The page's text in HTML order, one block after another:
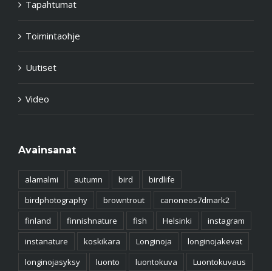
Tapahtumat
Toimintaohje
Uutiset
Video
Avainsanat
alamalmi autumn bird
birdlife
birdphotography
browntrout
canoneos7dmark2
finland
finnishnature fish Helsinki
instagram
instanature
koskikara Longinoja
longinojakevat